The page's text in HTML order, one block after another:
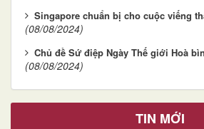
Singapore chuẩn bị cho cuộc viếng
(08/08/2024)
Chủ đề Sứ điệp Ngày Thế giới Hoà
(08/08/2024)
TIN MỚI